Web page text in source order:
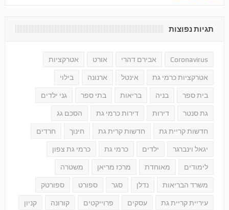
תגיות נפוצות
Coronavirus אבירם דהרי אורט אטרקציות
אטרקציות כרמי גת אינטל ארנונה בילוי
בית ספר בניה בריאות בתי ספר גני ילדים
גת סנטר דירות דירות כרמי גת הסכם גג
חדשות קריית גת חדשות קרית גת חינוך חרדים
יגאל וינברגר ילדים כרמי גת כרמי גת צפון
לימודים מאוחדת מרכז מריאן משטרה
משרד הבריאות נדלן סגר ספורט ספורטק
עיריית קריית גת עסקים פרוייקטים קורונה קניון